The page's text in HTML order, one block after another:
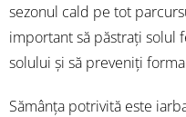
sezonul cald pe tot
important să păstrați solul
solului și să preveniți
Sămânța potrivită este